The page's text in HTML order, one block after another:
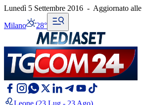
Lunedì 5 Settembre 2016 - Aggiornato alle
Milano 28°
Leone (23 Lug - 23 Ago)